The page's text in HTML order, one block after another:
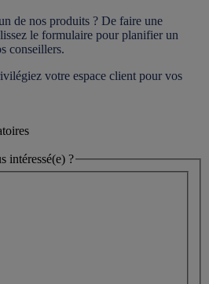
de nos produits ? De faire une
le formulaire pour planifier un
conseillers.
votre espace client pour vos
intéressé(e) ?